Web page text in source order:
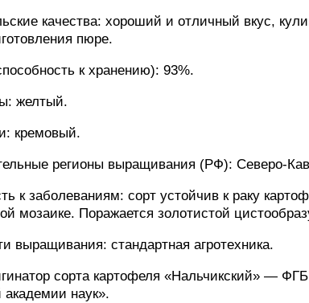
качества: хороший и отличный вкус,
пюре.
к хранению): 93%.
желтый.
кремовый.
регионы выращивания (РФ): Северо-
к заболеваниям: сорт устойчив к раку
мозаике. Поражается золотистой
выращивания: стандартная агротехника.
сорта картофеля «Нальчикский» —
академии наук».